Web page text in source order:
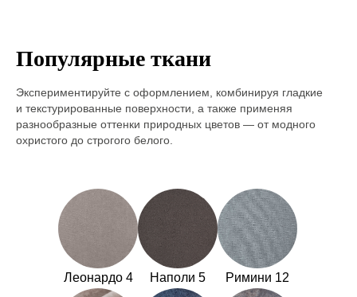
Популярные ткани
Экспериментируйте с оформлением, комбинируя гладкие
и текстурированные поверхности, а также применяя
разнообразные оттенки природных цветов — от модного
охристого до строгого белого.
Леонардо 4 Наполи 5 Римини 12